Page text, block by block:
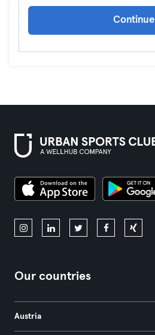
Continue
Our countries
Austria